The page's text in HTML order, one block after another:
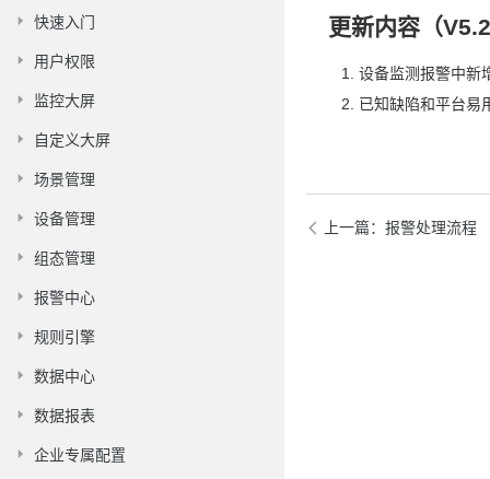
快速入门
用户权限
监控大屏
自定义大屏
场景管理
设备管理
组态管理
报警中心
规则引擎
数据中心
数据报表
企业专属配置
更新内容（
设备监测报警中新
已知缺陷和平台易
上一篇：报警处理流程